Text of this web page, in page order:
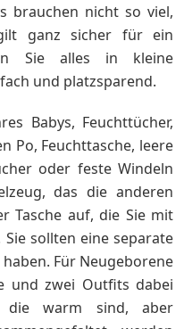
brauchen nicht so viel,
ganz sicher für ein
Sie alles in kleine
und platzsparend.
Babys, Feuchttücher,
Po, Feuchttasche, leere
oder feste Windeln
das die anderen
Tasche auf, die Sie mit
sollten eine separate
Für Neugeborene
und zwei Outfits dabei
die warm sind, aber